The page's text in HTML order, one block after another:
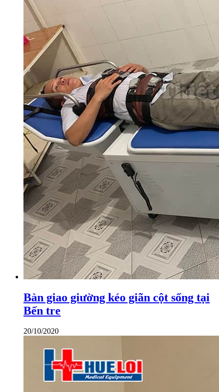
Bàn giao giường kéo giãn cột sống tại
Bến tre
20/10/2020